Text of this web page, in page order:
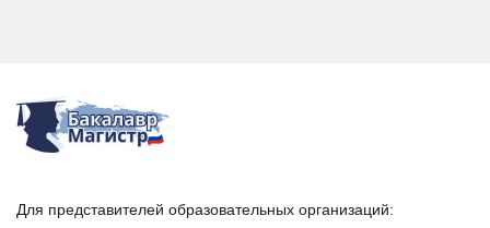
Для представителей образовательных организаций: